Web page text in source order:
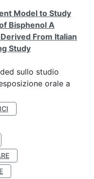
Model to Study
Bisphenol A
From Italian
Study
sullo studio
orale a